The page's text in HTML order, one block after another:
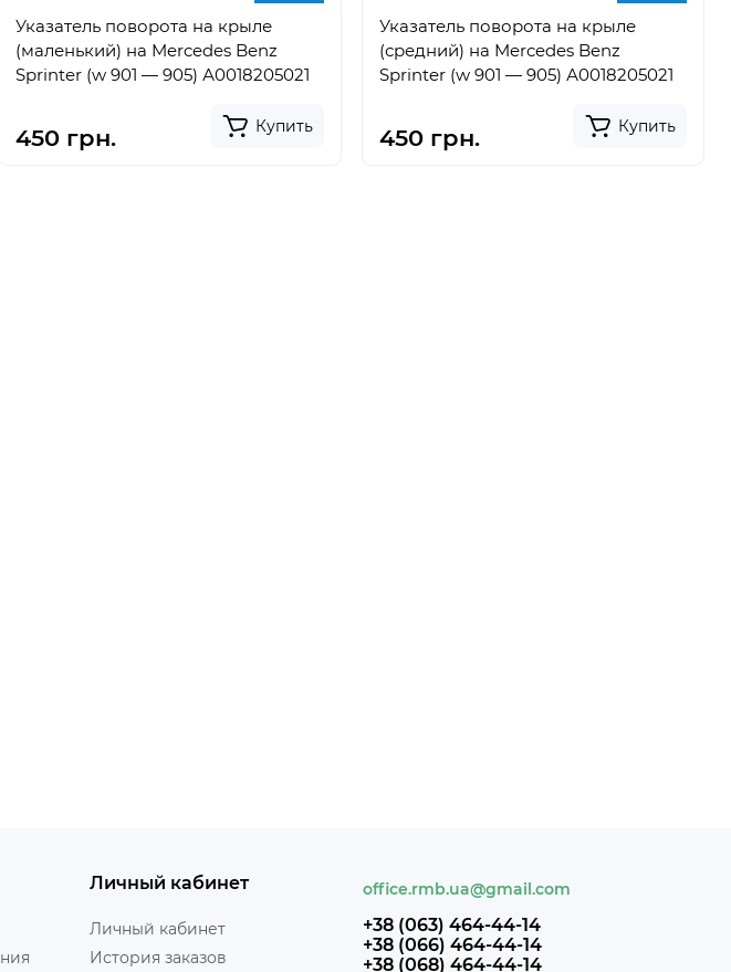
Указатель поворота на крыле
(маленький) на Mercedes Benz
Sprinter (w 901 — 905) А0018205021
450 грн. Купить
Указатель поворота на крыле
(средний) на Mercedes Benz
Sprinter (w 901 — 905) А0018205021
450 грн. Купить
Личный кабинет
Личный кабинет
История заказов
office.rmb.ua@gmail.com
+38 (063) 464-44-14
+38 (066) 464-44-14
+38 (068) 464-44-14